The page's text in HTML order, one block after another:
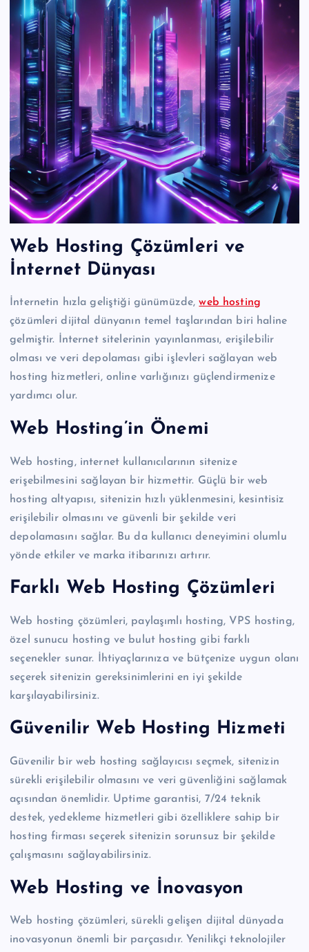
Web Hosting Çözümleri ve
İnternet Dünyası
İnternetin hızla geliştiği günümüzde,web hosting
çözümleri dijital dünyanın temel taşlarından biri haline
gelmiştir. İnternet sitelerinin yayınlanması, erişilebilir
olması ve veri depolaması gibi işlevleri sağlayan web
hosting hizmetleri, online varlığınızı güçlendirmenize
yardımcı olur.
Web Hosting’in Önemi
Web hosting, internet kullanıcılarının sitenize
erişebilmesini sağlayan bir hizmettir. Güçlü bir web
hosting altyapısı, sitenizin hızlı yüklenmesini, kesintisiz
erişilebilir olmasını ve güvenli bir şekilde veri
depolamasını sağlar. Bu da kullanıcı deneyimini olumlu
yönde etkiler ve marka itibarınızı artırır.
Farklı Web Hosting Çözümleri
Web hosting çözümleri, paylaşımlı hosting, VPS hosting,
özel sunucu hosting ve bulut hosting gibi farklı
seçenekler sunar. İhtiyaçlarınıza ve bütçenize uygun olanı
seçerek sitenizin gereksinimlerini en iyi şekilde
karşılayabilirsiniz.
Güvenilir Web Hosting Hizmeti
Güvenilir bir web hosting sağlayıcısı seçmek, sitenizin
sürekli erişilebilir olmasını ve veri güvenliğini sağlamak
açısından önemlidir. Uptime garantisi, 7/24 teknik
destek, yedekleme hizmetleri gibi özelliklere sahip bir
hosting firması seçerek sitenizin sorunsuz bir şekilde
çalışmasını sağlayabilirsiniz.
Web Hosting ve İnovasyon
Web hosting çözümleri, sürekli gelişen dijital dünyada
inovasyonun önemli bir parçasıdır. Yenilikçi teknolojiler